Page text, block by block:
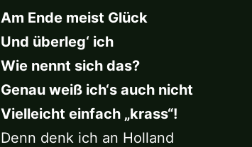
Am Ende meist Glück
Und überleg‘ ich
Wie nennt sich das?
Genau weiß ich‘s auch nicht
Vielleicht einfach „krass“!
Denn denk ich an Holland